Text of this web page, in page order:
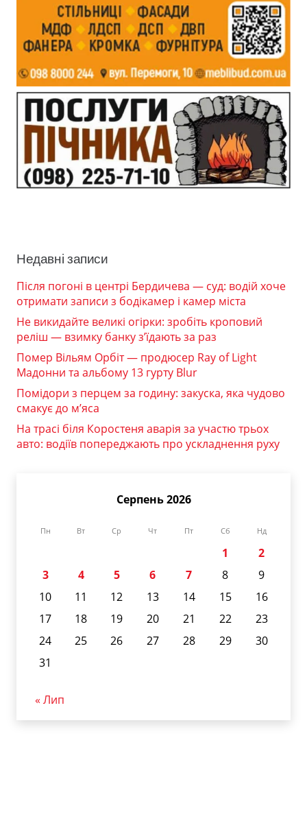
Недавні записи
Після погоні в центрі Бердичева — суд: водій хоче
отримати записи з бодікамер і камер міста
Не викидайте великі огірки: зробіть кроповий
реліш — взимку банку з’їдають за раз
Помер Вільям Орбіт — продюсер Ray of Light
Мадонни та альбому 13 гурту Blur
Помідори з перцем за годину: закуска, яка чудово
смакує до м’яса
На трасі біля Коростеня аварія за участю трьох
авто: водіїв попереджають про ускладнення руху
Серпень 2026
Пн Вт Ср Чт Пт Сб Нд
1
2
3
4 5 6 7 8
9
10
11 12 13 14 15
16
17
18 19 20 21 22
23
24
25 26 27 28 29
30
31
« Лип